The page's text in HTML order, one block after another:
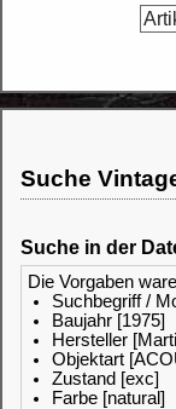
Suche
Suche in der
Die Vorgaben
Suchbegriff /
Baujahr [1975]
Hersteller
Objektart
Zustand [exc]
Farbe [natural]